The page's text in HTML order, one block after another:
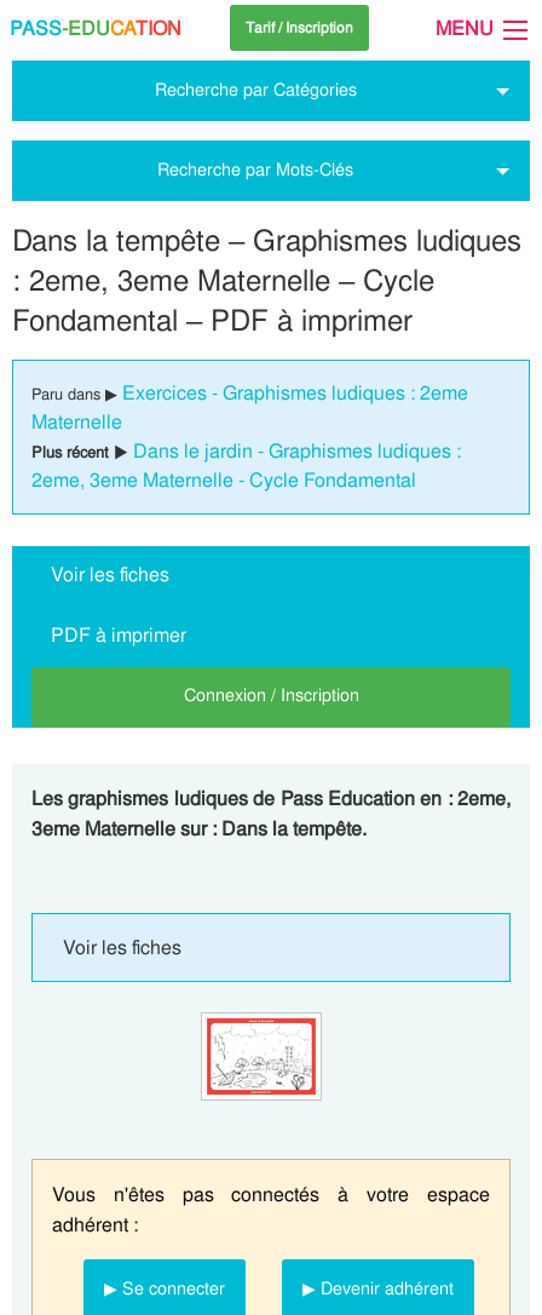
PASS-EDUCATION Tarif / Inscription MENU
Recherche par Catégories
Recherche par Mots-Clés
Dans la tempête – Graphismes ludiques
: 2eme, 3eme Maternelle – Cycle
Fondamental – PDF à imprimer
Paru dans ▶ Exercices - Graphismes ludiques : 2eme
Maternelle
Plus récent ▶ Dans le jardin - Graphismes ludiques :
2eme, 3eme Maternelle - Cycle Fondamental
Voir les fiches
PDF à imprimer
Connexion / Inscription
Les graphismes ludiques de Pass Education en : 2eme,
3eme Maternelle sur : Dans la tempête.
Voir les fiches
Vous n'êtes pas connectés à votre espace
adhérent :
▶ Se connecter ▶ Devenir adhérent